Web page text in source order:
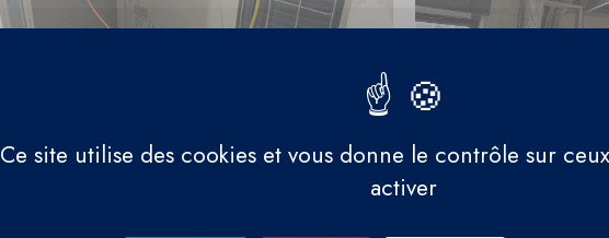
Ce site utilise des cookies et vous donne le contrôle sur
activer